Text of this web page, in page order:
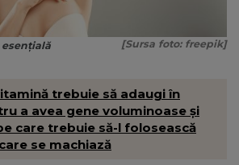
[Sursa foto: freepik]
trebuie să adaugi în
a avea gene voluminoase și
care trebuie să-l folosească
se machiază